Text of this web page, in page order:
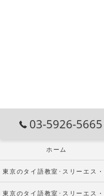
03-5926-5665
ホーム